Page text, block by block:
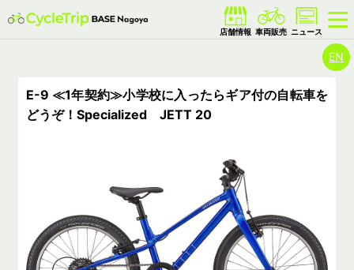
EN
E-9 ≪1年契約≫小学校に入ったらギア付の自転車を
どうぞ！Specialized JETT 20